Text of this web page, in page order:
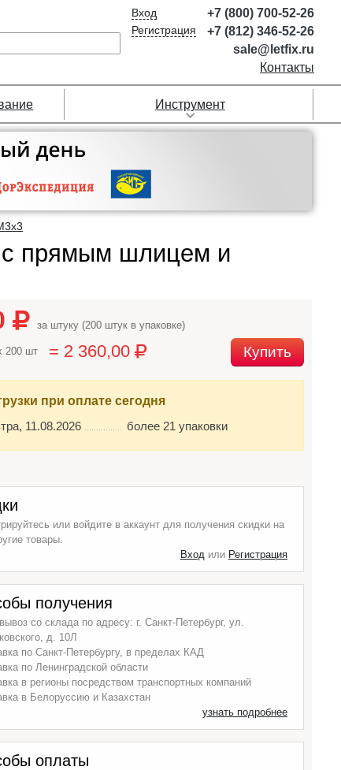
Вход
Регистрация
+7 (800) 700-52-26
+7 (812) 346-52-26
sale@letfix.ru
Контакты
Инструмент
с прямым шлицем и
за штуку (200 штук в упаковке)
200 шт = 2 360,00 Купить
при оплате сегодня
11.08.2026
более 21 упаковки
или войдите в аккаунт для получения скидки на
товары.
Вход или Регистрация
получения
со склада по адресу: г. Санкт-Петербург, ул.
д. 10Л
по Санкт-Петербургу, в пределах КАД
по Ленинградской области
в регионы посредством транспортных компаний
в Белоруссию и Казахстан
узнать подробнее
оплаты